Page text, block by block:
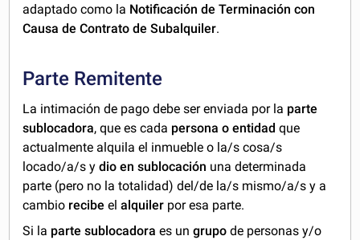
adaptado como la Notificación de Terminación con
Causa de Contrato de Subalquiler.
Parte Remitente
La intimación de pago debe ser enviada por la parte
sublocadora, que es cada persona o entidad que
actualmente alquila el inmueble o la/s cosa/s
locado/a/s ydio en sublocación una determinada
parte (pero no la totalidad) del/de la/s mismo/a/s y a
cambio recibe elalquiler por esa parte.
Si la parte sublocadora es ungrupo de personas y/o